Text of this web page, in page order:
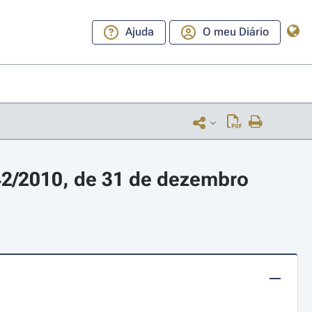
Ajuda O meu Diário
2010, de 31 de dezembro